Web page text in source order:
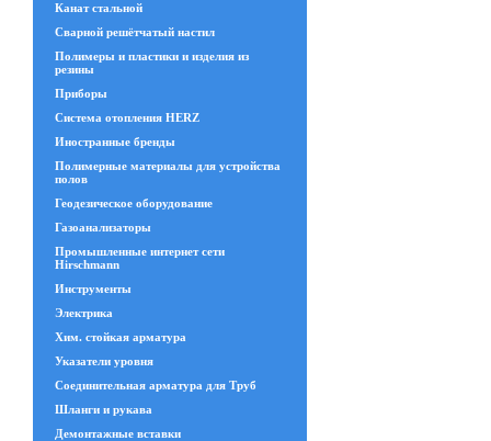
Канат стальной
Сварной решётчатый настил
Полимеры и пластики и изделия из
резины
Приборы
Система отопления HERZ
Иностранные бренды
Полимерные материалы для устройства
полов
Геодезическое оборудование
Газоанализаторы
Промышленные интернет сети
Hirschmann
Инструменты
Электрика
Хим. стойкая арматура
Указатели уровня
Соединительная арматура для Труб
Шланги и рукава
Демонтажные вставки